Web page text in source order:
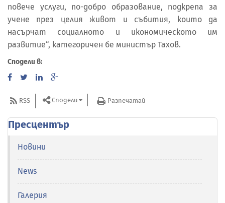
повече услуги, по-добро образование, подкрепа за
учене през целия живот и събития, които да
насърчат социалното и икономическото им
развитие“, категоричен бе министър Тахов.
Сподели в:
RSS Сподели Разпечатай
Пресцентър
Новини
News
Галерия